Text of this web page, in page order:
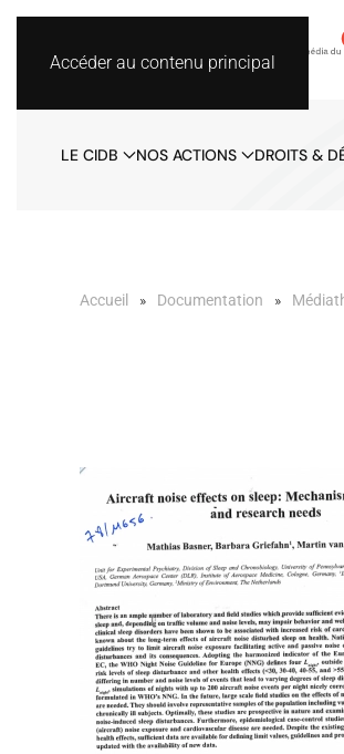
Accéder au contenu principal
LE CIDB NOS ACTIONS DROITS &
Accueil Documentation